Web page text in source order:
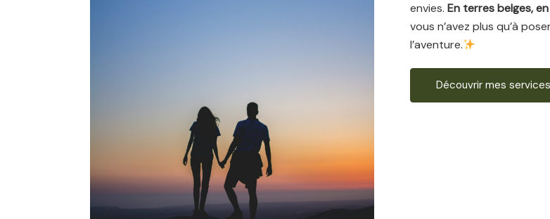
envies. En terres belges,
vous n’avez plus qu’à
l’aventure.
Découvrir mes services